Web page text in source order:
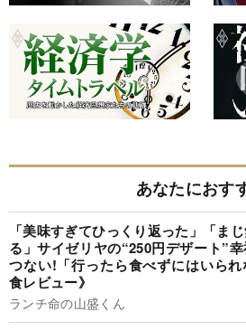
あなたにおす
「美味すぎてひっくり返った」「ま
る」サイゼリヤの“250円デザート”
つない!「行ったら食べずにはいら
食レビュー》
ランチ命の山盛くん